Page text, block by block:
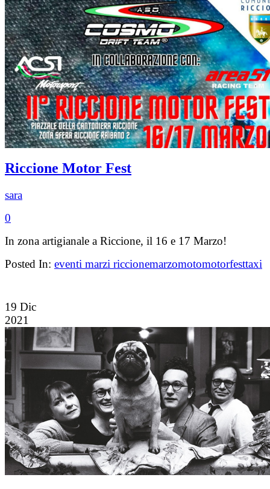
Riccione Motor Fest
sara
0
In zona artigianale a Riccione, il 16 e 17 Marzo!
Posted In: eventi marzi riccionemarzomotomotorfesttaxi
19 Dic
2021